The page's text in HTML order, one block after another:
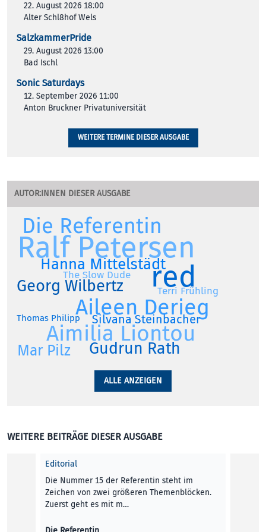
22. August 2026 18:00
Alter Schl8hof Wels
SalzkammerPride
29. August 2026 13:00
Bad Ischl
Sonic Saturdays
12. September 2026 11:00
Anton Bruckner Privatuniversität
WEITERE TERMINE DIESER AUSGABE
AUTOR:INNEN DIESER AUSGABE
Ralf Petersen
red
Aileen Derieg
Aimilia Liontou
Die Referentin
Georg Wilbertz
Gudrun Rath
Hanna Mittelstädt
Mar Pilz
Silvana Steinbacher
Terri Frühling
The Slow Dude
Thomas Philipp
ALLE ANZEIGEN
WEITERE BEITRÄGE DIESER AUSGABE
Editorial
Die Nummer 15 der Referentin steht im
Zeichen von zwei größeren Themenblöcken.
Zuerst geht es mit m…